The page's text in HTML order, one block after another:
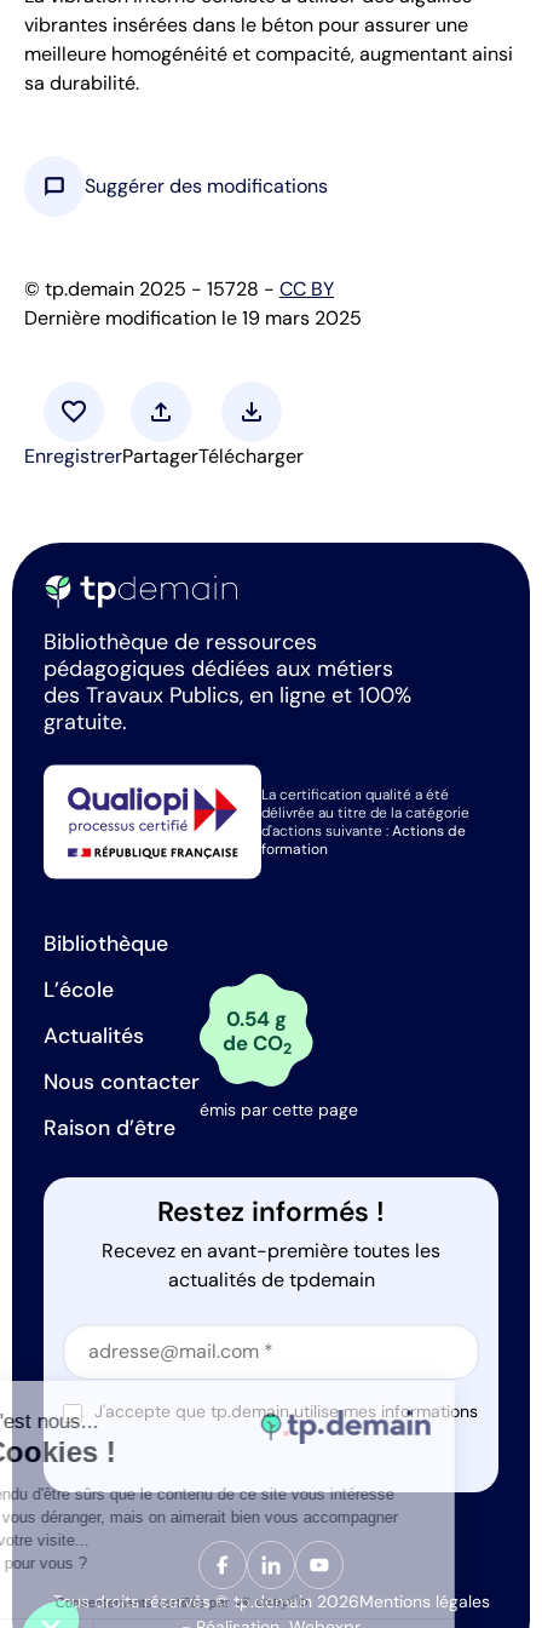
vibrantes insérées dans le béton pour assurer une
meilleure homogénéité et compacité, augmentant ainsi
sa durabilité.
chat_bubble Suggérer des modifications
© tp.demain 2025 - 15728 - CC BY
Dernière modification le 19 mars 2025
favorite
Enregistrer
upload
Partager
download
Télécharger
Bibliothèque de ressources
pédagogiques dédiées aux métiers
des Travaux Publics, en ligne et 100%
gratuite.
La certification qualité a été
délivrée au titre de la catégorie
d'actions suivante :Actions de
formation
Bibliothèque
L’école
Actualités
Nous contacter
Raison d’être
0.54 g
de CO2
émis par cette page
Restez informés !
Recevez en avant-première toutes les
actualités de tpdemain
Section
Section
J'accepte que tp.demain utilise mes informations
*
Tous droits réservés © tp.demain 2026Mentions légales
Salut c'est nous...
les Cookies !
On a attendu d'être sûrs que le contenu de ce site vous intéresse
avant de vous déranger, mais on aimerait bien vous accompagner
pendant votre visite...
C'est OK pour vous ?
Consentements certifiés par